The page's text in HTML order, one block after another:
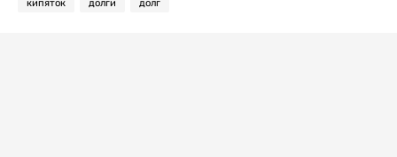
кипяток долги долг